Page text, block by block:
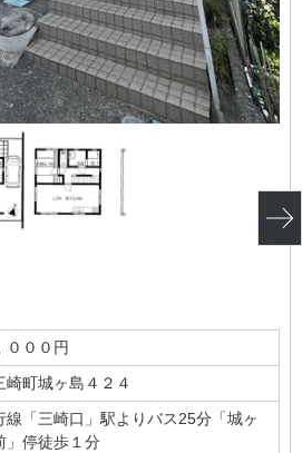
０００円
崎町城ヶ島４２４
線「三崎口」駅よりバス25分「城ヶ
」停徒歩１分